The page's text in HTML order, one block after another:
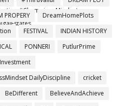
#ChampionsMindset
PROPERY
DreamHomePlots
FESTIVAL
INDIAN HISTORY
PONNERI
PutlurPrime
DailyDiscipline
cricket
BeDifferent
BelieveAndAchieve